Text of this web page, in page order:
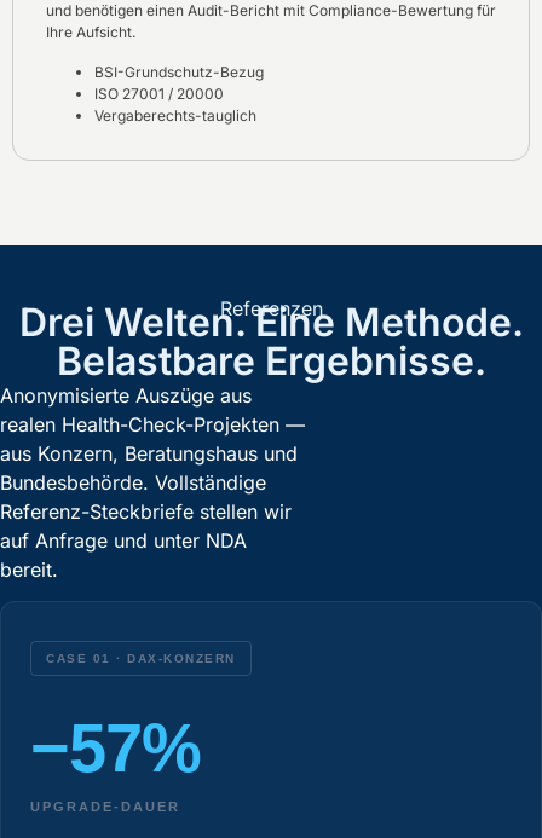
und benötigen einen Audit-Bericht mit Compliance-Bewertung für
Ihre Aufsicht.
BSI-Grundschutz-Bezug
ISO 27001 / 20000
Vergaberechts-tauglich
Referenzen
Drei Welten. Eine Methode.
Belastbare Ergebnisse.
Anonymisierte Auszüge aus
realen Health-Check-Projekten —
aus Konzern, Beratungshaus und
Bundesbehörde. Vollständige
Referenz-Steckbriefe stellen wir
auf Anfrage und unter NDA
bereit.
CASE 01 · DAX-KONZERN
−57%
UPGRADE-DAUER